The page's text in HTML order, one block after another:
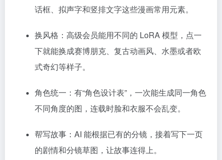
话框、拟声字和竖排文字这些漫画常用元素。
换风格：高级会员能用不同的 LoRA 模型，点一
下就能换成赛博朋克、复古动画风、水墨或者欧
式奇幻等样子。
角色统一：有“角色设计表”，一次能生成同一角色
不同角度的图，连载时脸和衣服不会乱变。
帮写故事：AI 能根据已有的分镜，接着写下一页
的剧情和分镜草图，让故事连得上。